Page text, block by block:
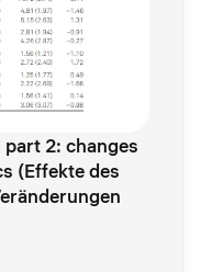
2: changes
(Effekte des